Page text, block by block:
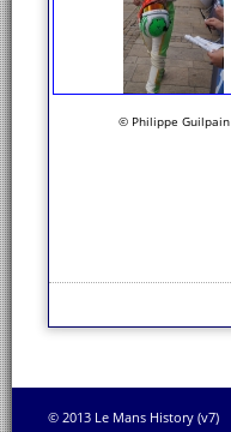
© Philippe Guilpain
© 2013 Le Mans History (v7)